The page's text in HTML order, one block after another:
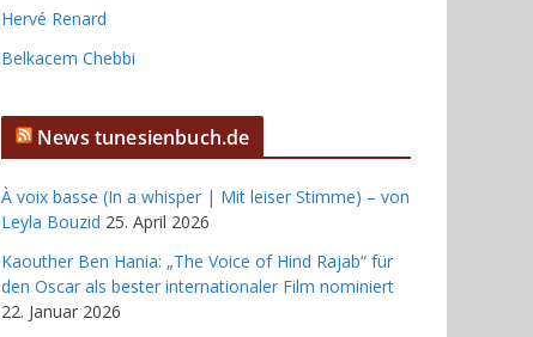
Hervé Renard
Belkacem Chebbi
News tunesienbuch.de
À voix basse (In a whisper | Mit leiser Stimme) – von
Leyla Bouzid 25. April 2026
Kaouther Ben Hania: „The Voice of Hind Rajab“ für
den Oscar als bester internationaler Film nominiert
22. Januar 2026